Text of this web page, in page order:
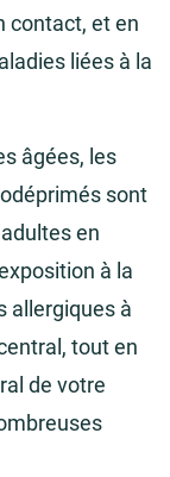
contact, et en
liées à la
âgées, les
sont
en
à la
allergiques à
tout en
de votre